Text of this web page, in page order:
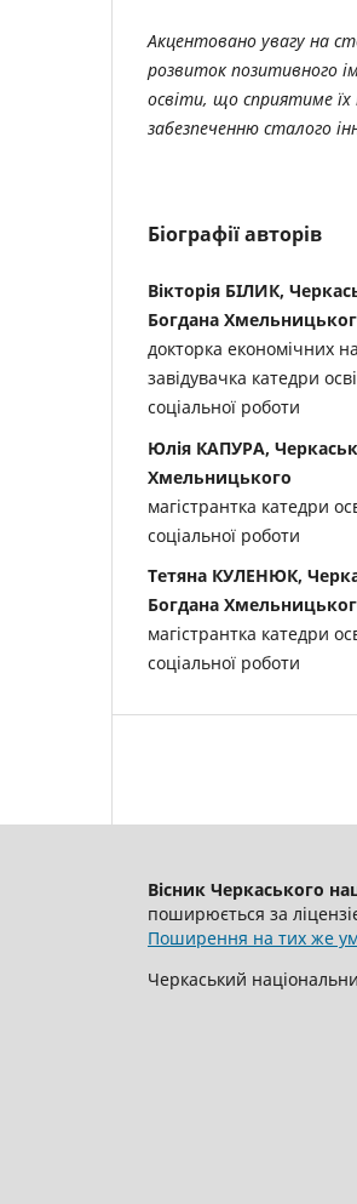
Акцентовано увагу на
розвиток позитивного
освіти, що сприятиме їх
забезпеченню сталого
Біографії авторів
Вікторія БІЛИК,
Богдана
докторка економічних
завідувачка катедри
соціальної роботи
Юлія КАПУРА,
Хмельницького
магістрантка катедри
соціальної роботи
Тетяна КУЛЕНЮК,
Богдана
магістрантка катедри
соціальної роботи
Вісник Черкаського
поширюється за
Поширення на тих же
Черкаський